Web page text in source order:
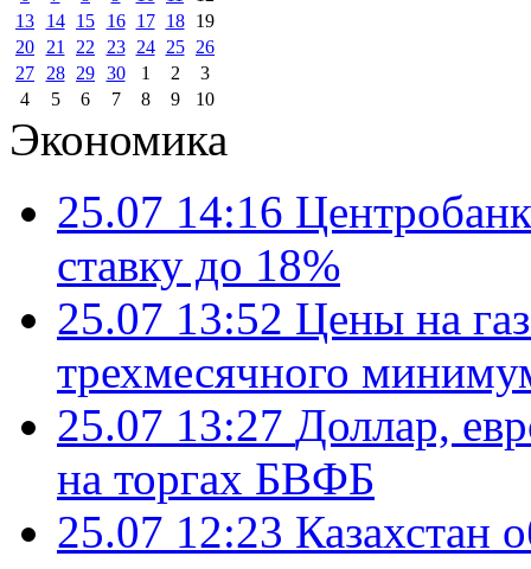
13
14 15 16 17 18
19
20
21 22 23 24 25
26
27
28 29 30 1 2
3
4
5 6 7 8 9 10
Экономика
25.07 14:16
ставку до 18%
25.07 13:52 Цены на
трехмесячного
25.07 13:27 Доллар,
на торгах БВФБ
25.07 12:23 Казахстан